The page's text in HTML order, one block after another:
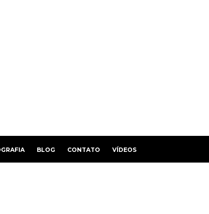
BLOG CONTATO VÍDEOS